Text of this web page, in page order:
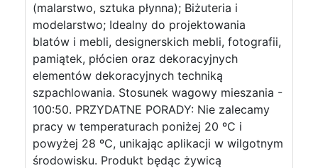
(malarstwo, sztuka płynna); Biżuteria i
modelarstwo; Idealny do projektowania
blatów i mebli, designerskich mebli, fotografii,
pamiątek, płócien oraz dekoracyjnych
elementów dekoracyjnych techniką
szpachlowania. Stosunek wagowy mieszania -
100:50. PRZYDATNE PORADY: Nie zalecamy
pracy w temperaturach poniżej 20 ºC i
powyżej 28 ºC, unikając aplikacji w wilgotnym
środowisku. Produkt będąc żywicą